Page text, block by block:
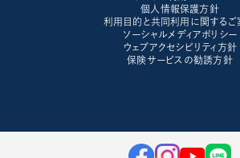
個人情報保護方針
利用目的と共同利用に関するご
ソーシャルメディアポリシー
ウェブアクセシビリティ方針
保険サービスの勧誘方針